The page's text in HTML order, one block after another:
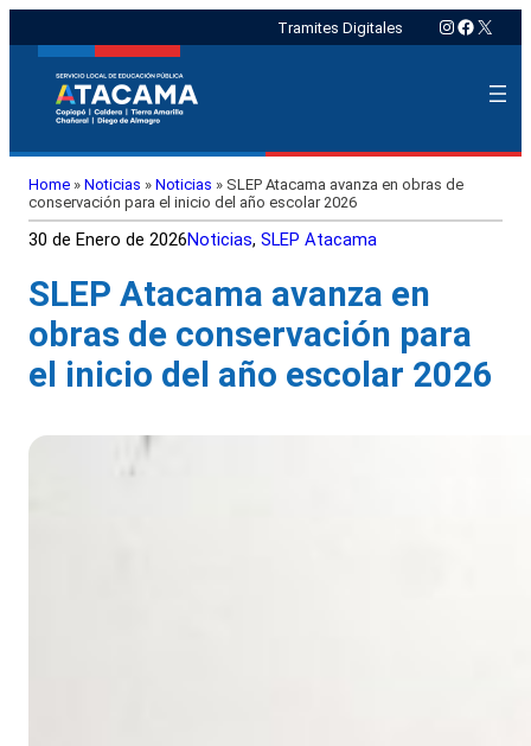
Tramites Digitales Instagram
X
Home » Noticias » Noticias » SLEP Atacama avanza en obras de
conservación para el inicio del año escolar 2026
30 de Enero de 2026Noticias, SLEP Atacama
SLEP Atacama avanza en
obras de conservación para
el inicio del año escolar 2026